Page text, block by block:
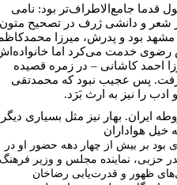
قدما جامع‌الاطراف‌تر بود: نامی
و دانشی ژرف در تصحیح متون
۱۲۶۵ خورشیدی در مشهد بود و پدرش، میرزا
رضوی خدمت می‌کرد اما
احمد کاشانی – در زمره قصیده
پس عجیب نبود که محمدتقی
را نیز به ارث بَرَد.
بهار نیز مثل بسیاری دیگر
خیل هواداران
بود بر بیش از چهار دهه حضور او در
حزبی، نماینده مجلس و وزیر
ظهور و قدرت‌یابی رضاخان